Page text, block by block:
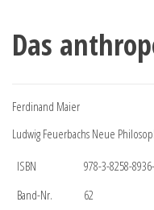
Das
Ferdinand Maier
Ludwig Feuerbachs Neue
ISBN
978-3-8258-
Band-Nr.
62